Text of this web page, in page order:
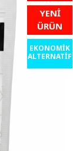
YENİ
ÜRÜN
EKONOMİK
ALTERNATİF